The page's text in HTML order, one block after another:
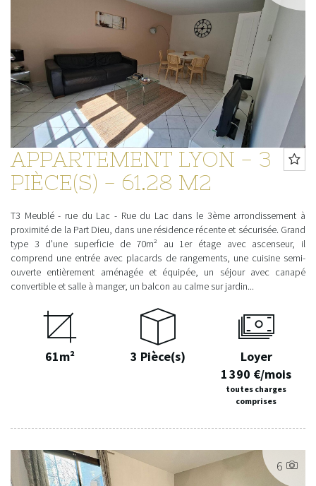
APPARTEMENT LYON - 3
PIÈCE(S) - 61.28 M2
T3 Meublé - rue du Lac - Rue du Lac dans le 3ème arrondissement à
proximité de la Part Dieu, dans une résidence récente et sécurisée. Grand
type 3 d'une superficie de 70m² au 1er étage avec ascenseur, il
comprend une entrée avec placards de rangements, une cuisine semi-
ouverte entièrement aménagée et équipée, un séjour avec canapé
convertible et salle à manger, un balcon au calme sur jardin...
61m² 3 Pièce(s)
Loyer
1 390 €/mois
toutes charges
comprises
6